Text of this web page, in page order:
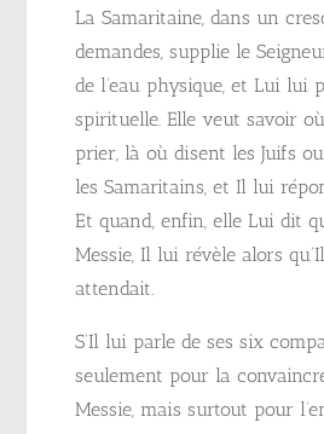
La Samaritaine, dans un
demandes, supplie le
de l’eau physique, et Lui lui
spirituelle. Elle veut savoir
prier, là où disent les Juifs
les Samaritains, et Il lui
Et quand, enfin, elle Lui dit
Messie, Il lui révèle alors
attendait.
S’Il lui parle de ses six
seulement pour la
Messie, mais surtout pour